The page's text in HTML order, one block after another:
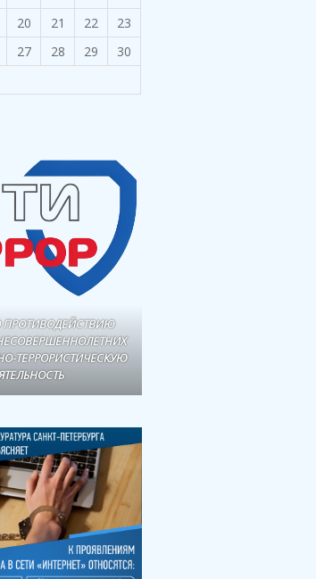
20 21 22
23
27 28 29
30
ПРОТИВОДЕЙСТВИЮ
ТЕРРОРИСТИЧЕСКУЮ